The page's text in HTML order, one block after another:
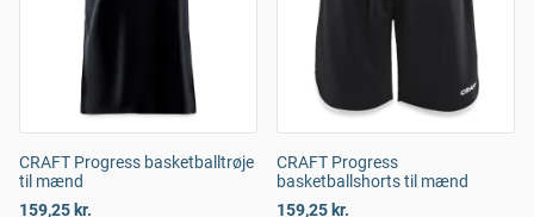
CRAFT Progress basketballtrøje
til mænd
159,25 kr.
CRAFT Progress
basketballshorts til mænd
159,25 kr.